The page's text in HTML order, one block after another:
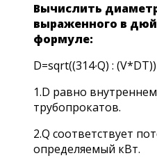
Вычислить
выраженного в
формуле:
D=sqrt((314∙Q) : (V*DT))
1.D равно
трубопрокатов.
2.Q соответствует
определяемый кВт.